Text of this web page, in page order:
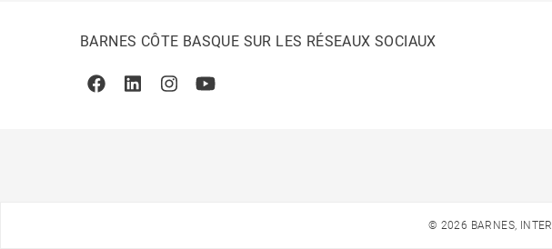
BARNES CÔTE BASQUE SUR LES RÉSEAUX SOCIAUX
FacebookLinkedinInstagramYoutube
© 2026 BARNES,